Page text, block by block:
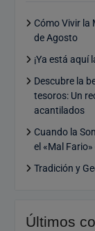
Cómo Vivir la
de Agosto
¡Ya está aquí
Descubre la
tesoros: Un
acantilados
Cuando la
el «Mal
Tradición y
Últimos